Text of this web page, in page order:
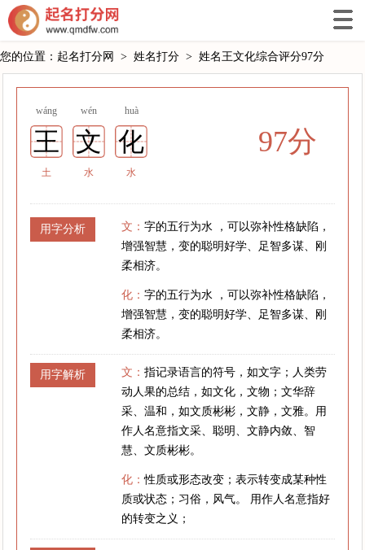
您的位置： 起名打分网 > 姓名打分 > 姓名王文化综合评分97分
wáng wén huà
王 文 化
土 水 水
97分
用字分析 文：字的五行为水 ，可以弥补性格缺陷，
增强智慧，变的聪明好学、足智多谋、刚
柔相济。
化：字的五行为水 ，可以弥补性格缺陷，
增强智慧，变的聪明好学、足智多谋、刚
柔相济。
用字解析 文：指记录语言的符号，如文字；人类劳
动人果的总结，如文化，文物；文华辞
采、温和，如文质彬彬，文静，文雅。用
作人名意指文采、聪明、文静内敛、智
慧、文质彬彬。
化：性质或形态改变；表示转变成某种性
质或状态；习俗，风气。 用作人名意指好
的转变之义；